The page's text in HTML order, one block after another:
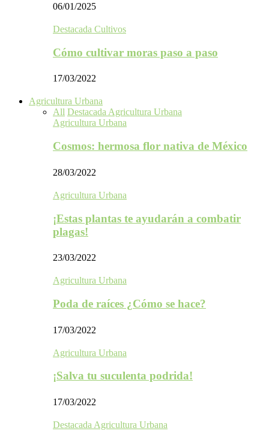
06/01/2025
Destacada Cultivos
Cómo cultivar moras paso a paso
17/03/2022
Agricultura Urbana
All Destacada Agricultura Urbana
Agricultura Urbana
Cosmos: hermosa flor nativa de México
28/03/2022
Agricultura Urbana
¡Estas plantas te ayudarán a combatir
plagas!
23/03/2022
Agricultura Urbana
Poda de raíces ¿Cómo se hace?
17/03/2022
Agricultura Urbana
¡Salva tu suculenta podrida!
17/03/2022
Destacada Agricultura Urbana